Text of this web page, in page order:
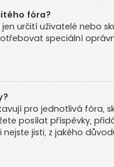
fóra?
určití uživatelé nebo
speciální
pro jednotlivá fóra,
posílat příspěvky,
jisti, z jakého